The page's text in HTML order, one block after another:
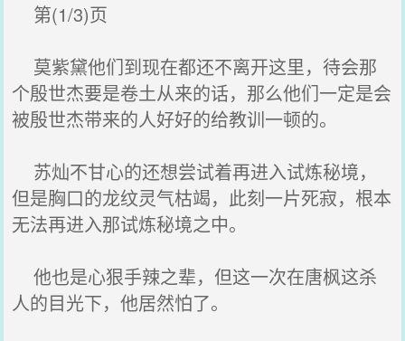
第(1/3)页
莫紫黛他们到现在都还不离开这里，待会那
个殷世杰要是卷土从来的话，那么他们一定是会
被殷世杰带来的人好好的给教训一顿的。
苏灿不甘心的还想尝试着再进入试炼秘境，
但是胸口的龙纹灵气枯竭，此刻一片死寂，根本
无法再进入那试炼秘境之中。
他也是心狠手辣之辈，但这一次在唐枫这杀
人的目光下，他居然怕了。